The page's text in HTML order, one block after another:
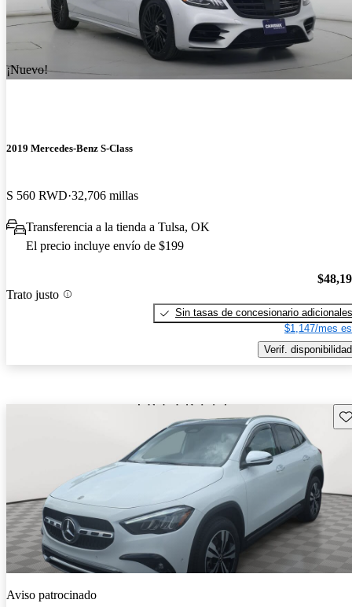
¡Nuevo!
2019 Mercedes-Benz S-Class
S 560 RWD 32,706 millas
Transferencia a la tienda a Tulsa, OK
El precio incluye envío de $199
Trato justo
Sin tasas de concesionario adicionales
$1,147/mes
Verif. disponibilidad
Aviso patrocinado